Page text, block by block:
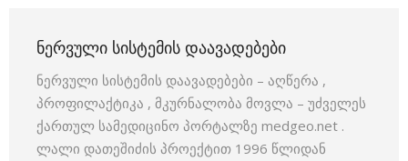
ᲜᲔᲠᲕᲣᲚᲘ ᲡᲘᲡᲢᲔᲛᲘᲡ ᲓᲐᲐᲕᲐᲓᲔᲑᲔᲑᲘ
ნერვული სისტემის დაავადებები – აღწერა ,
პროფილაქტიკა , მკურნალობა მოვლა – უძველეს
ქართულ სამედიცინო პორტალზე medgeo.net .
ლალი დათეშიძის პროექტით 1996 წლიდან